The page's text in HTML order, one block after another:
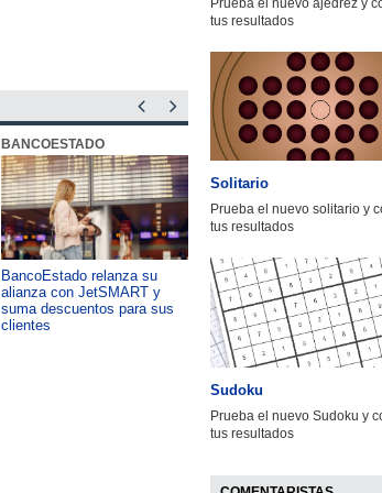
BANCOESTADO
BancoEstado relanza su
alianza con JetSMART y
suma descuentos para sus
clientes
OTIC CCHC
Capacitación como foco del
desarrollo país: OTIC de la
CChC lanza podcast sobre el
impacto de formar talento
Prueba el nuevo ajedrez y
tus resultados
Solitario
Prueba el nuevo solitario y
tus resultados
Sudoku
Prueba el nuevo Sudoku y
tus resultados